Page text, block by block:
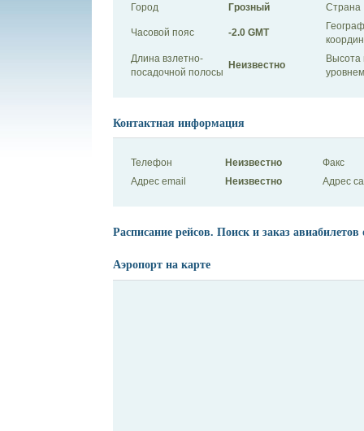
Город
Грозный Страна
Часовой пояс -2.0 GMT
Длина взлетно-
посадочной полосы
Неизвестно
Высота
Контактная информация
Телефон Неизвестно
Факс
Адрес email
Неизвестно Адрес
Расписание рейсов. Поиск и заказ авиабилетов
Аэропорт на карте